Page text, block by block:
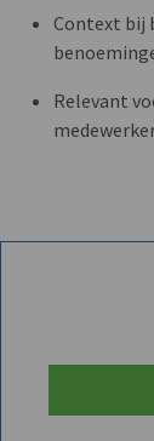
Context bij
Relevant